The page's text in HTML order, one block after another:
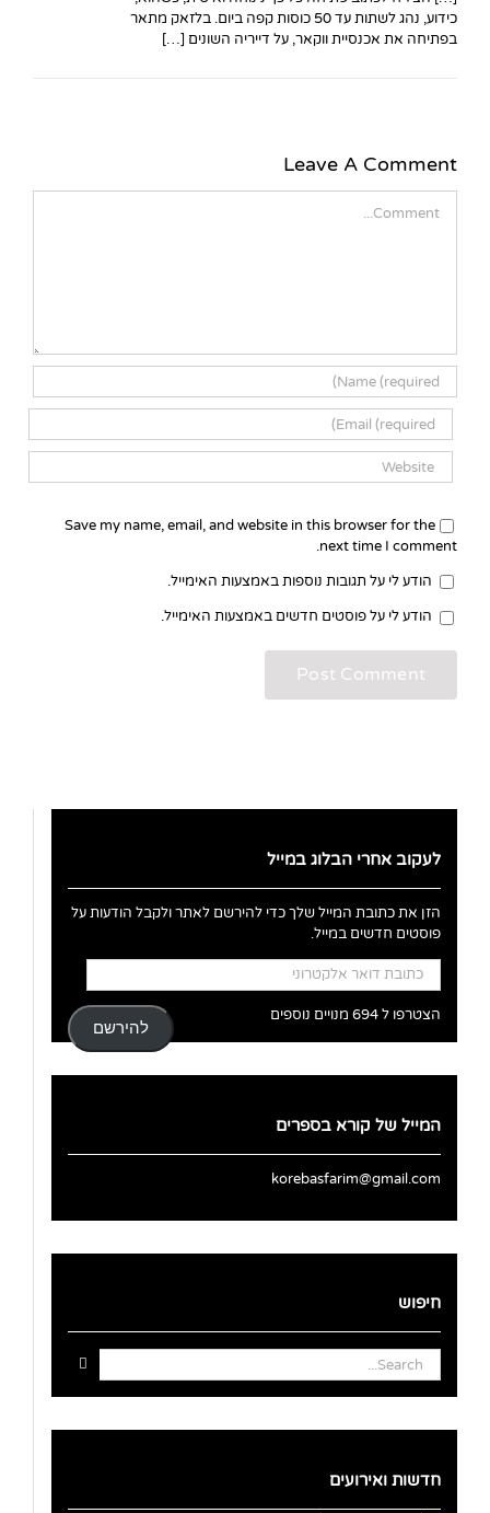
כידוע, נהג לשתות עד 50 כוסות קפה ביום. בלזאק מתאר
בפתיחה את אכנסיית ווקאר, על דייריה השונים […]
Leave A Comment
Save my name, email, and website in this browser for the
next time I comment.
הודע לי על תגובות נוספות באמצעות האימייל.
הודע לי על פוסטים חדשים באמצעות האימייל.
לעקוב אחרי הבלוג במייל
הזן את כתובת המייל שלך כדי להירשם לאתר ולקבל הודעות על
פוסטים חדשים במייל.
כתובת
דואר
אלקטרוני
להירשם
הצטרפו ל 694 מנויים נוספים
המייל של קורא בספרים
korebasfarim@gmail.com
חיפוש
Search
for:
חדשות ואירועים